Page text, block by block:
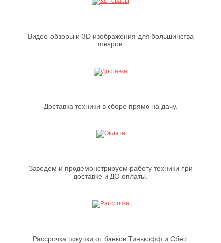
Видео-обзоры и 3D изображения для большинства
товаров.
Доставка техники в сборе прямо на дачу.
Заведем и продемонстрируем работу техники при
доставке и ДО оплаты.
Рассрочка покупки от банков Тинькофф и Сбер.